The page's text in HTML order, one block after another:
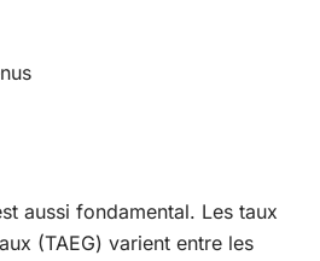
aussi fondamental. Les taux
(TAEG) varient entre les